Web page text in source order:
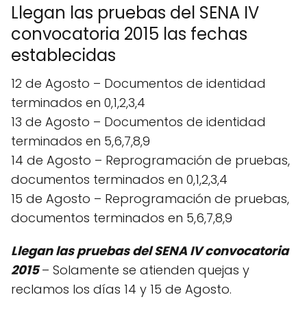
Llegan las pruebas del SENA IV
convocatoria 2015 las fechas
establecidas
12 de Agosto – Documentos de identidad
terminados en 0,1,2,3,4
13 de Agosto – Documentos de identidad
terminados en 5,6,7,8,9
14 de Agosto – Reprogramación de pruebas,
documentos terminados en 0,1,2,3,4
15 de Agosto – Reprogramación de pruebas,
documentos terminados en 5,6,7,8,9
Llegan las pruebas del SENA IV convocatoria
2015 – Solamente se atienden quejas y
reclamos los días 14 y 15 de Agosto.